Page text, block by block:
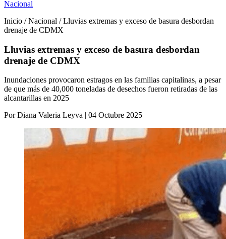
Nacional
Inicio / Nacional / Lluvias extremas y exceso de basura desbordan
drenaje de CDMX
Lluvias extremas y exceso de basura desbordan
drenaje de CDMX
Inundaciones provocaron estragos en las familias capitalinas, a pesar
de que más de 40,000 toneladas de desechos fueron retiradas de las
alcantarillas en 2025
Por Diana Valeria Leyva | 04 Octubre 2025